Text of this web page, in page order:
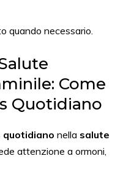
quando necessario.
Come
Quotidiano
nella salute
attenzione a ormoni,